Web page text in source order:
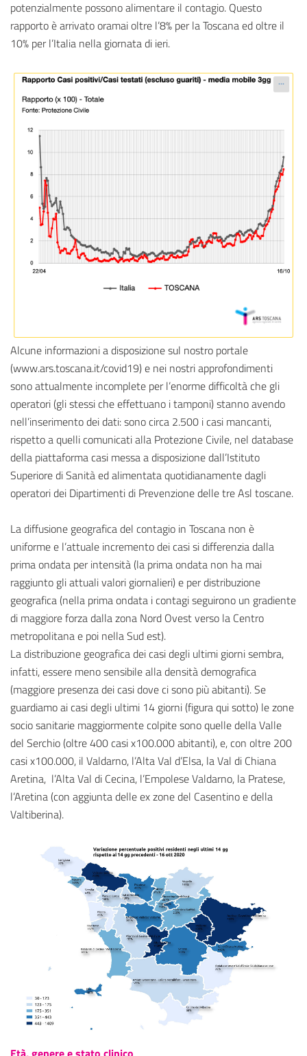
potenzialmente possono alimentare il contagio. Questo
rapporto è arrivato oramai oltre l’8% per la Toscana ed oltre il
10% per l’Italia nella giornata di ieri.
Alcune informazioni a disposizione sul nostro portale
(www.ars.toscana.it/covid19) e nei nostri approfondimenti
sono attualmente incomplete per l’enorme difficoltà che gli
operatori (gli stessi che effettuano i tamponi) stanno avendo
nell’inserimento dei dati: sono circa 2.500 i casi mancanti,
rispetto a quelli comunicati alla Protezione Civile, nel database
della piattaforma casi messa a disposizione dall’Istituto
Superiore di Sanità ed alimentata quotidianamente dagli
operatori dei Dipartimenti di Prevenzione delle tre Asl toscane.
La diffusione geografica del contagio in Toscana non è
uniforme e l’attuale incremento dei casi si differenzia dalla
prima ondata per intensità (la prima ondata non ha mai
raggiunto gli attuali valori giornalieri) e per distribuzione
geografica (nella prima ondata i contagi seguirono un gradiente
di maggiore forza dalla zona Nord Ovest verso la Centro
metropolitana e poi nella Sud est).
La distribuzione geografica dei casi degli ultimi giorni sembra,
infatti, essere meno sensibile alla densità demografica
(maggiore presenza dei casi dove ci sono più abitanti). Se
guardiamo ai casi degli ultimi 14 giorni (figura qui sotto) le zone
socio sanitarie maggiormente colpite sono quelle della Valle
del Serchio (oltre 400 casi x100.000 abitanti), e, con oltre 200
casi x100.000, il Valdarno, l’Alta Val d’Elsa, la Val di Chiana
Aretina, l’Alta Val di Cecina, l’Empolese Valdarno, la Pratese,
l’Aretina (con aggiunta delle ex zone del Casentino e della
Valtiberina).